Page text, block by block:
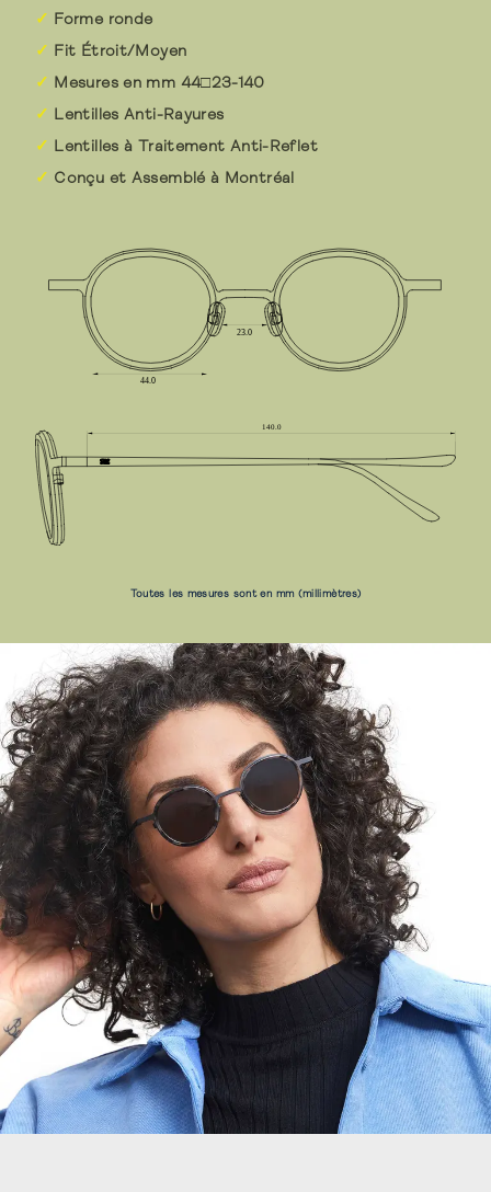
Forme ronde
Fit Étroit/Moyen
Mesures en mm 44□23-140
Lentilles Anti-Rayures
Lentilles à Traitement Anti-Reflet
Conçu et Assemblé à Montréal
Toutes les mesures sont en mm (millimètres)